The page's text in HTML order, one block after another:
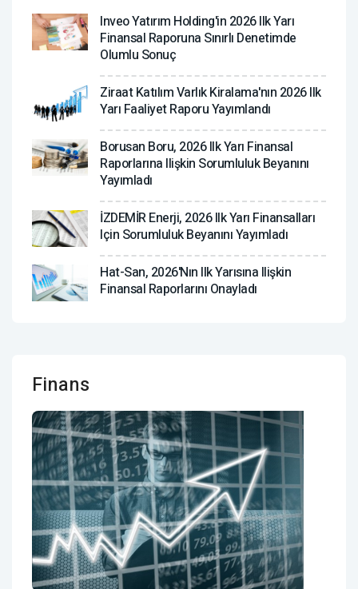
Inveo Yatırım Holding'in 2026 Ilk Yarı
Finansal Raporuna Sınırlı Denetimde
Olumlu Sonuç
Ziraat Katılım Varlık Kiralama'nın 2026 Ilk
Yarı Faaliyet Raporu Yayımlandı
Borusan Boru, 2026 Ilk Yarı Finansal
Raporlarına Ilişkin Sorumluluk Beyanını
Yayımladı
İZDEMİR Enerji, 2026 Ilk Yarı Finansalları
Için Sorumluluk Beyanını Yayımladı
Hat-San, 2026'nın Ilk Yarısına Ilişkin
Finansal Raporlarını Onayladı
Finans